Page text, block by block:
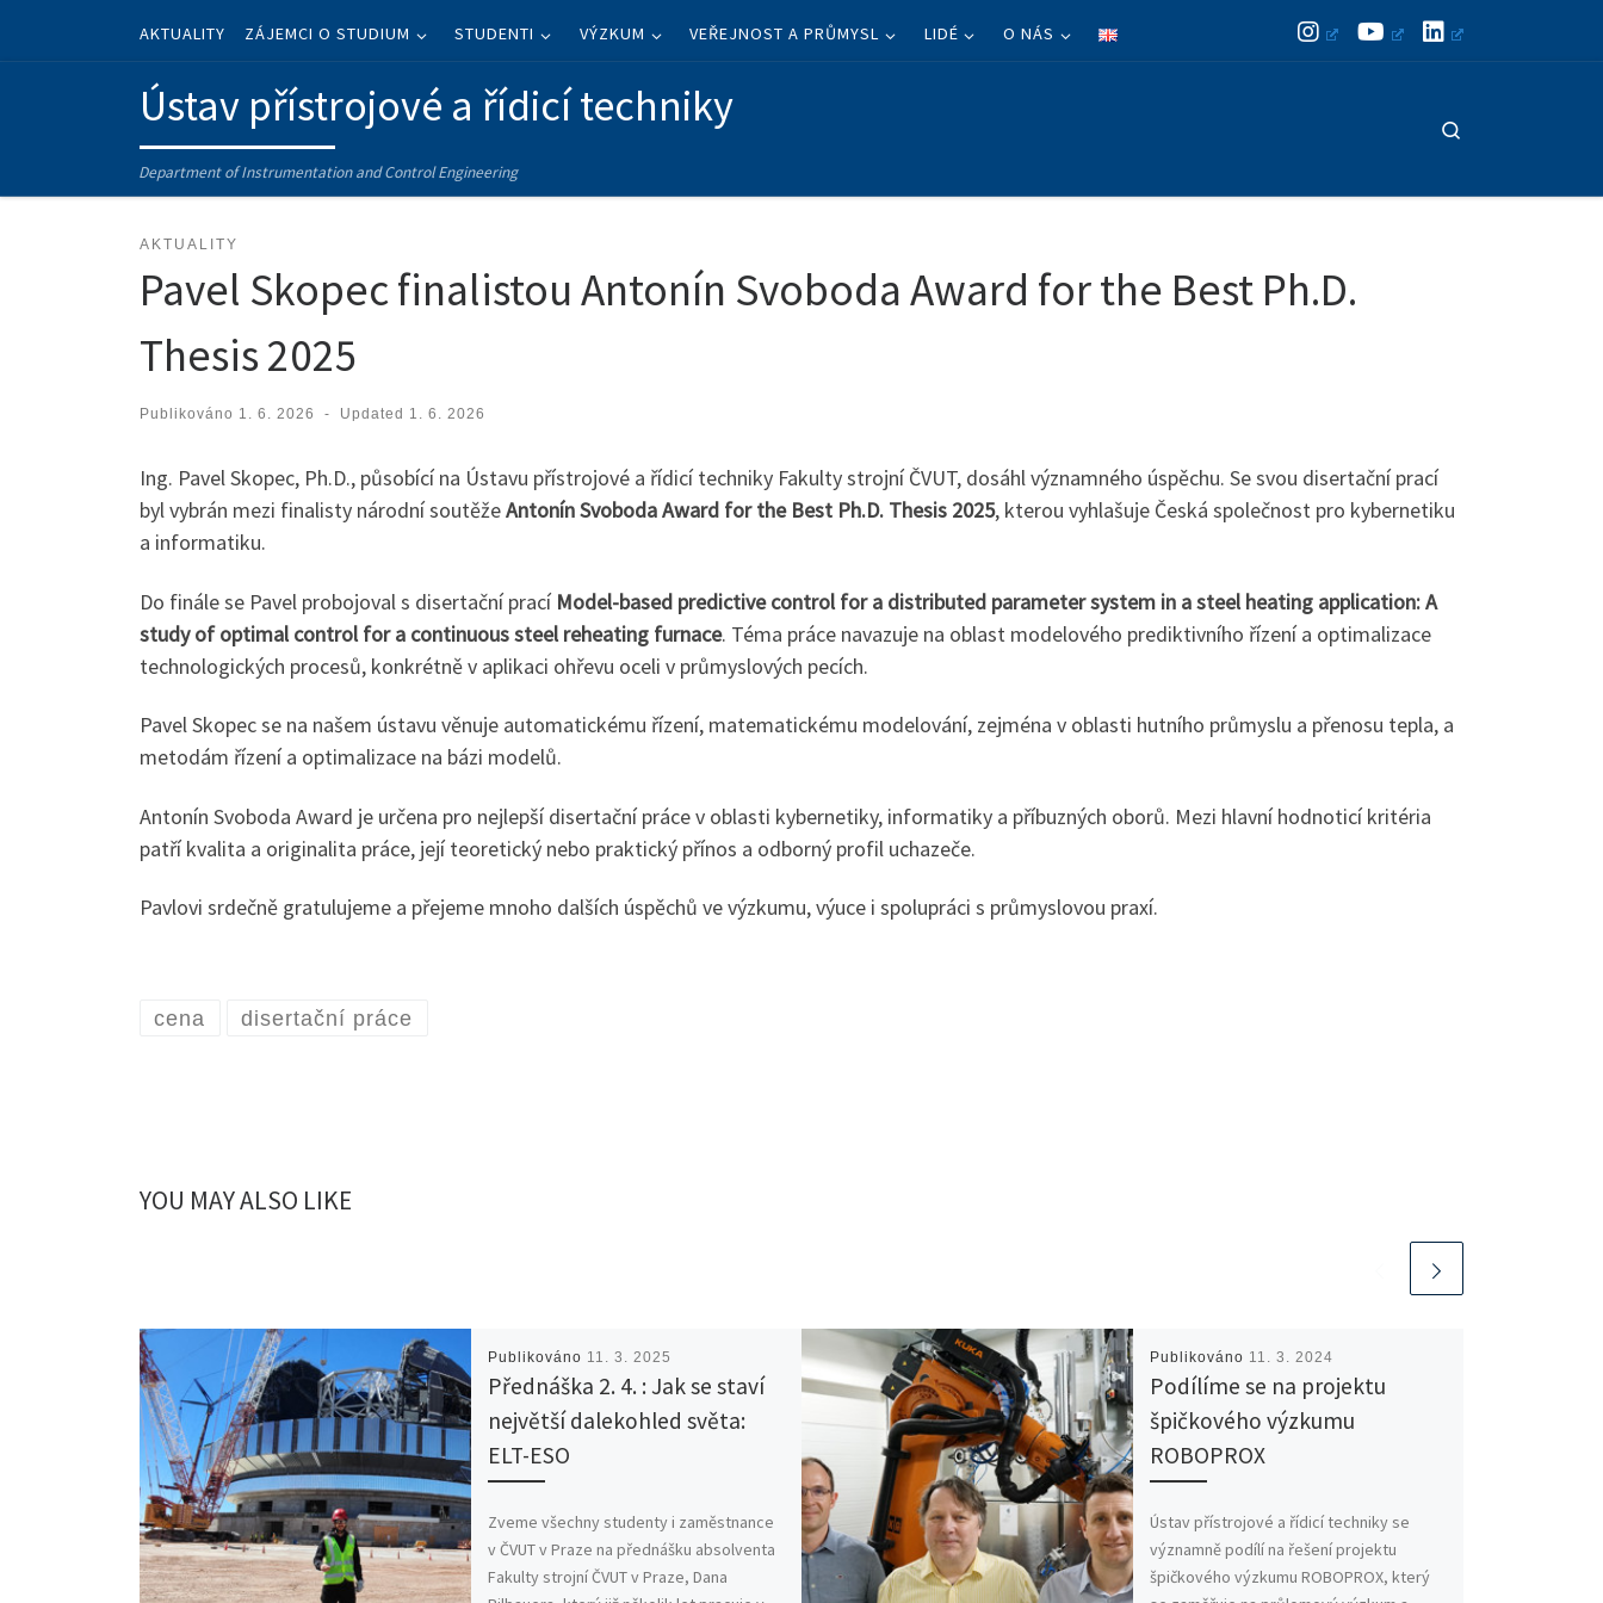
Skip to contentAKTUALITY ZÁJEMCI O STUDIUM STUDENTI VÝZKUM VEŘEJNOST A PRŮMYSL LIDÉ O NÁS
Ústav přístrojové a řídicí techniky
Department of Instrumentation and Control Engineering
AKTUALITY
Pavel Skopec finalistou Antonín Svoboda Award for the Best Ph.D.
Thesis 2025
Publikováno 1. 6. 2026 - Updated 1. 6. 2026
Ing. Pavel Skopec, Ph.D., působící na Ústavu přístrojové a řídicí techniky Fakulty strojní ČVUT, dosáhl významného úspěchu. Se svou disertační prací
byl vybrán mezi finalisty národní soutěžeAntonín Svoboda Award for the Best Ph.D. Thesis 2025, kterou vyhlašuje Česká společnost pro kybernetiku
a informatiku.
Do finále se Pavel probojoval s disertační prací Model-based predictive control for a distributed parameter system in a steel heating application: A
study of optimal control for a continuous steel reheating furnace. Téma práce navazuje na oblast modelového prediktivního řízení a optimalizace
technologických procesů, konkrétně v aplikaci ohřevu oceli v průmyslových pecích.
Pavel Skopec se na našem ústavu věnuje automatickému řízení, matematickému modelování, zejména v oblasti hutního průmyslu a přenosu tepla, a
metodám řízení a optimalizace na bázi modelů.
Antonín Svoboda Award je určena pro nejlepší disertační práce v oblasti kybernetiky, informatiky a příbuzných oborů. Mezi hlavní hodnoticí kritéria
patří kvalita a originalita práce, její teoretický nebo praktický přínos a odborný profil uchazeče.
Pavlovi srdečně gratulujeme a přejeme mnoho dalších úspěchů ve výzkumu, výuce i spolupráci s průmyslovou praxí.
cena disertační práce
YOU MAY ALSO LIKE
Publikováno 11. 3. 2025
Přednáška 2. 4. : Jak se staví
největší dalekohled světa:
ELT-ESO
Zveme všechny studenty i zaměstnance
v ČVUT v Praze na přednášku absolventa
Fakulty strojní ČVUT v Praze, Dana
Publikováno 11. 3. 2024
Podílíme se na projektu
špičkového výzkumu
ROBOPROX
Ústav přístrojové a řídicí techniky se
významně podílí na řešení projektu
špičkového výzkumu ROBOPROX, který